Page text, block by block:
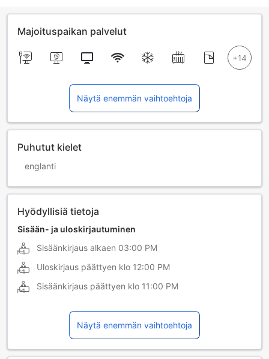
Majoituspaikan palvelut
Näytä enemmän vaihtoehtoja
Puhutut kielet
englanti
Hyödyllisiä tietoja
Sisään- ja uloskirjautuminen
Sisäänkirjaus alkaen 03:00 PM
Uloskirjaus päättyen klo 12:00 PM
Sisäänkirjaus päättyen klo 11:00 PM
Näytä enemmän vaihtoehtoja